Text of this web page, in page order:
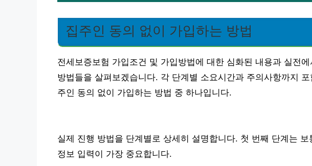
집주인 동의 없이 가입하는 방법
전세보증보험 가입조건 및 가입방법에 대한 심화된 내용과 실전
방법들을 살펴보겠습니다. 각 단계별 소요시간과 주의사항까지
주인 동의 없이 가입하는 방법 중 하나입니다.
실제 진행 방법을 단계별로 상세히 설명합니다. 첫 번째 단계는
정보 입력이 가장 중요합니다.